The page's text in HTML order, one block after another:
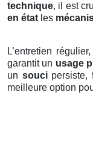
technique, il est
en état les
L’entretien
garantit un usage
un soucipersiste,
meilleure option